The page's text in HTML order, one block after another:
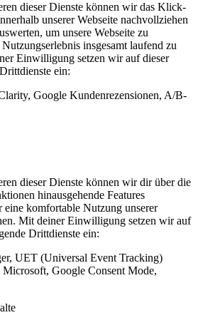
dieser Dienste können wir das Klick-
unserer Webseite nachvollziehen
um unsere Webseite zu
insgesamt laufend zu
Einwilligung setzen wir auf dieser
ein:
Google Kundenrezensionen, A/B-
dieser Dienste können wir dir über die
hinausgehende Features
eine komfortable Nutzung unserer
Mit deiner Einwilligung setzen wir auf
Drittdienste ein:
UET (Universal Event Tracking)
Google Consent Mode,